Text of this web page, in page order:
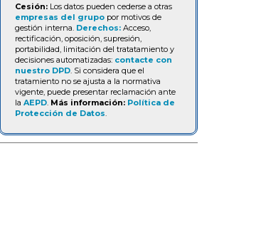
Cesión: Los datos pueden cederse a otras
empresas del grupo por motivos de
gestión interna. Derechos: Acceso,
rectificación, oposición, supresión,
portabilidad, limitación del tratatamiento y
decisiones automatizadas: contacte con
nuestro DPD. Si considera que el
tratamiento no se ajusta a la normativa
vigente, puede presentar reclamación ante
la AEPD. Más información: Política de
Protección de Datos.